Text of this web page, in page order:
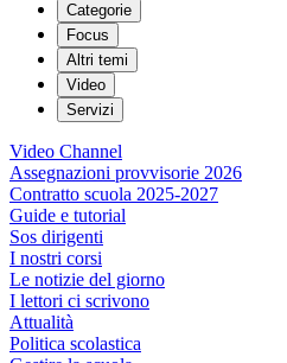
Categorie
Focus
Altri temi
Video
Servizi
Video Channel
Assegnazioni provvisorie 2026
Contratto scuola 2025-2027
Guide e tutorial
Sos dirigenti
I nostri corsi
Le notizie del giorno
I lettori ci scrivono
Attualità
Politica scolastica